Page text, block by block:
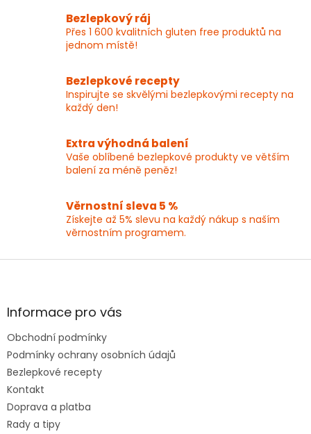
á
d
í
p
r
y
v
ý
s
u
Bezlepkový ráj
Přes 1 600 kvalitních gluten free produktů na
jednom místě!
Bezlepkové recepty
Inspirujte se skvělými bezlepkovými recepty na
každý den!
Extra výhodná balení
Vaše oblíbené bezlepkové produkty ve větším
balení za méně peněz!
Věrnostní sleva 5 %
Získejte až 5% slevu na každý nákup s naším
věrnostním programem.
Z
aInformace pro vás
Obchodní podmínky
Podmínky ochrany osobních údajů
Bezlepkové recepty
Kontakt
Doprava a platba
Rady a tipy